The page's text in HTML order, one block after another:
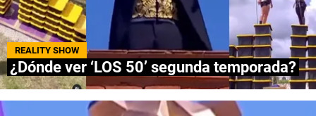
INFLUENCERS
SPOILER US
REALITY SHOW
¿Dónde ver ‘LOS 50’ segunda temporada?